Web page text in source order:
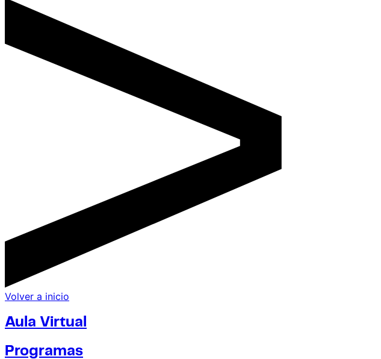
Volver a inicio
Aula Virtual
Programas